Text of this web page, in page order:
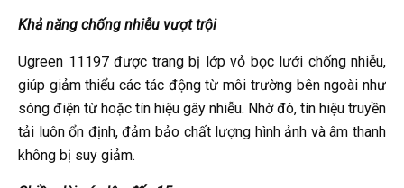
Khả năng chống nhiễu vượt trội
Ugreen 11197 được trang bị lớp vỏ bọc lưới chống nhiễu,
giúp giảm thiểu các tác động từ môi trường bên ngoài như
sóng điện từ hoặc tín hiệu gây nhiễu. Nhờ đó, tín hiệu truyền
tải luôn ổn định, đảm bảo chất lượng hình ảnh và âm thanh
không bị suy giảm.